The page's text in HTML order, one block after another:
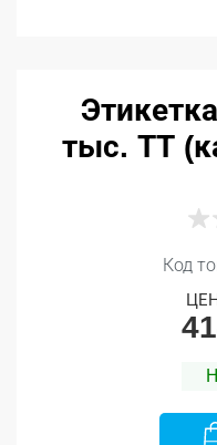
тыс. ТТ
Код